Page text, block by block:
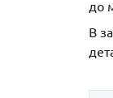
до
В